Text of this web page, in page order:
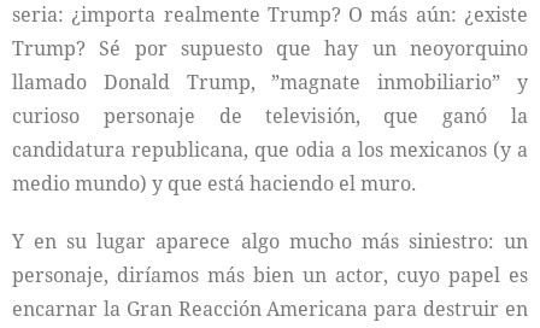
seria: ¿importa realmente Trump? O más aún: ¿existe
Trump? Sé por supuesto que hay un neoyorquino
llamado Donald Trump, ”magnate inmobiliario” y
curioso personaje de televisión, que ganó la
candidatura republicana, que odia a los mexicanos (y a
medio mundo) y que está haciendo el muro.
Y en su lugar aparece algo mucho más siniestro: un
personaje, diríamos más bien un actor, cuyo papel es
encarnar la Gran Reacción Americana para destruir en